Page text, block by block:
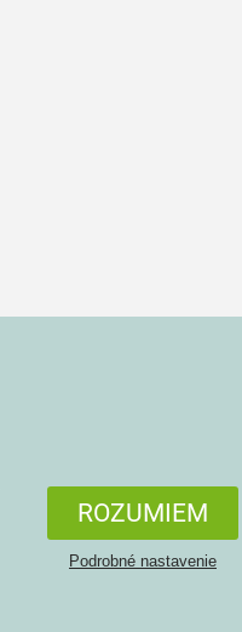
ROZUMIEM
Podrobné nastavenie